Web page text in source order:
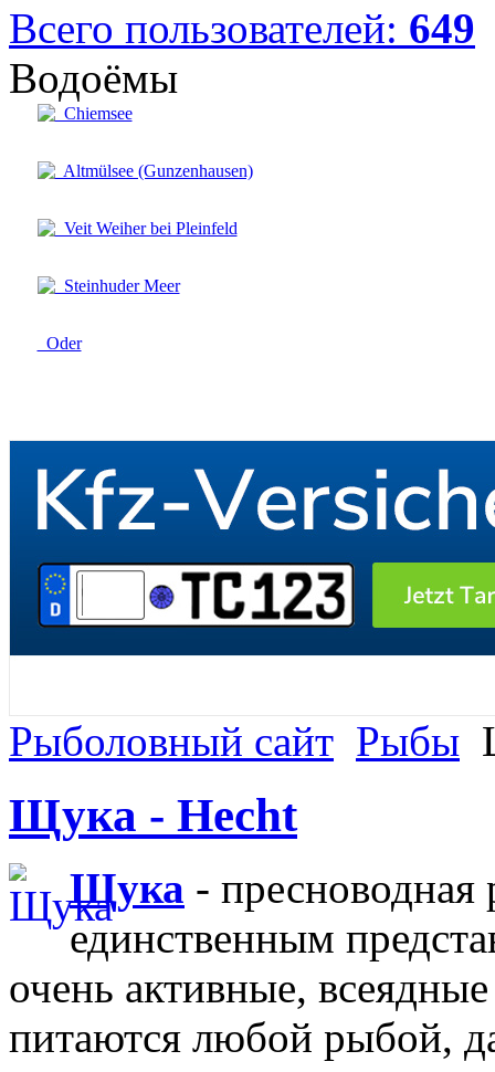
Всего пользователей: 649
Водоёмы
Chiemsee
Altmülsee (Gunzenhausen)
Veit Weiher bei Pleinfeld
Steinhuder Meer
Oder
Рыболовный сайт Рыбы
Щука - Hecht
Щука - пресноводная
единственным
очень активные,
питаются любой рыбой,